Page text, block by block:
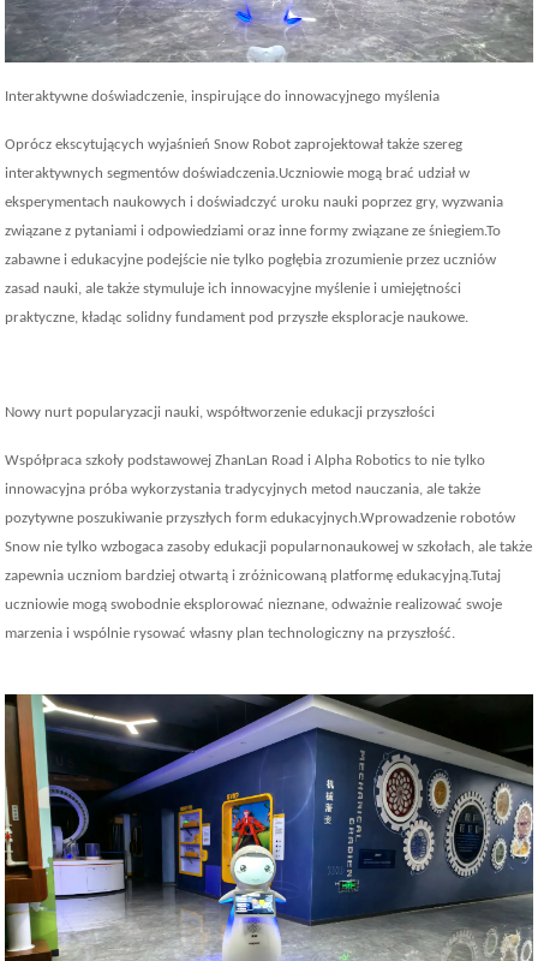
Interaktywne doświadczenie, inspirujące do innowacyjnego myślenia
Oprócz ekscytujących wyjaśnień Snow Robot zaprojektował także szereg
interaktywnych segmentów doświadczenia.Uczniowie mogą brać udział w
eksperymentach naukowych i doświadczyć uroku nauki poprzez gry, wyzwania
związane z pytaniami i odpowiedziami oraz inne formy związane ze śniegiem.To
zabawne i edukacyjne podejście nie tylko pogłębia zrozumienie przez uczniów
zasad nauki, ale także stymuluje ich innowacyjne myślenie i umiejętności
praktyczne, kładąc solidny fundament pod przyszłe eksploracje naukowe.
Nowy nurt popularyzacji nauki, współtworzenie edukacji przyszłości
Współpraca szkoły podstawowej ZhanLan Road i Alpha Robotics to nie tylko
innowacyjna próba wykorzystania tradycyjnych metod nauczania, ale także
pozytywne poszukiwanie przyszłych form edukacyjnych.Wprowadzenie robotów
Snow nie tylko wzbogaca zasoby edukacji popularnonaukowej w szkołach, ale także
zapewnia uczniom bardziej otwartą i zróżnicowaną platformę edukacyjną.Tutaj
uczniowie mogą swobodnie eksplorować nieznane, odważnie realizować swoje
marzenia i wspólnie rysować własny plan technologiczny na przyszłość.